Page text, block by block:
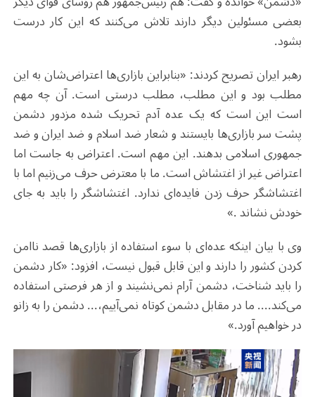
بعضی مسئولین دیگر دارند تلاش می‌کنند که این کار درست
بشود.
رهبر ایران تصریح کردند: «بنابراین بازاری‌ها اعتراض‌شان به این
مطلب بود و این مطلب، مطلب درستی است. آن چه مهم
است این است که یک عده آدم تحریک شده‌ مزدور دشمن
پشت سر بازاری‌ها بایستند و شعار ضد اسلام و ضد ایران و ضد
جمهوری اسلامی بدهند. این مهم است. اعتراض به جاست اما
اعتراض غیر از اغتشاش است. ما با معترض حرف می‌زنیم اما با
اغتشاشگر حرف زدن فایده‌ای ندارد. اغتشاشگر را باید به جای
خودش نشاند.
»
وی با بیان اینکه عده‌ای با سوء استفاده از بازاری‌ها قصد ناامن
کردن کشور را دارند و این قابل قبول نیست، افزود: «کار دشمن
را باید شناخت، دشمن آرام نمی‌نشیند و از هر فرصتی استفاده
می‌کند.... ما در مقابل دشمن کوتاه نمی‌آییم،... دشمن را به زانو
در خواهیم آورد.»